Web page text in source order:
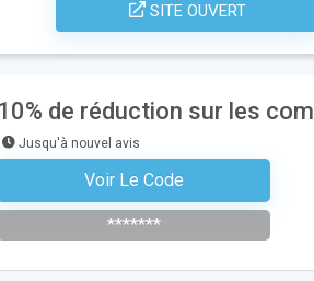
SITE OUVERT
10% de réduction sur les
Jusqu'à nouvel avis
Voir Le Code
S'inscrire À La Newsletter
*******